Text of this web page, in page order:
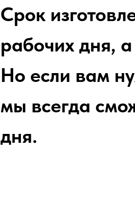
Срок
рабочих дня,
Но если вам
мы всегда
дня.